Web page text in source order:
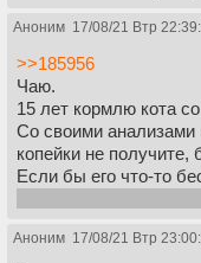
Аноним 17/08/21 Втр
>>185956
Чаю.
15 лет кормлю кота
Со своими
копейки не получите,
Если бы его что-то
Аноним 17/08/21 Втр